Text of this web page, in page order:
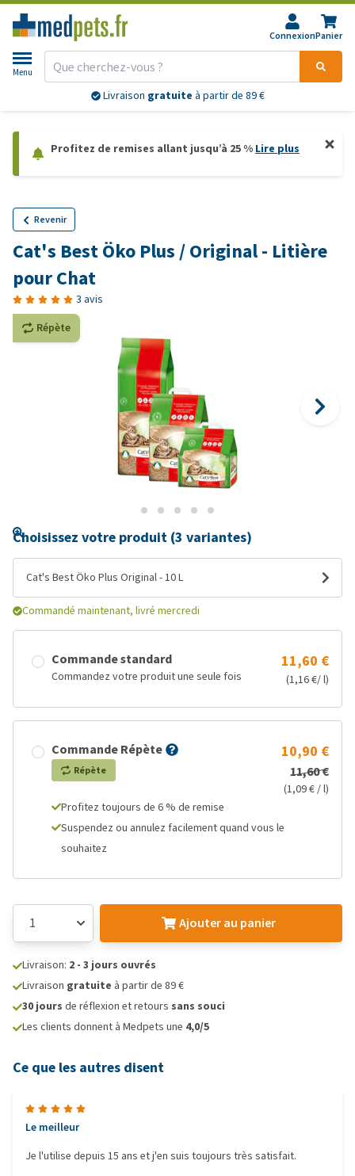
ConnexionPanier
Menu
Livraison gratuite à partir de 89 €
Profitez de remises allant jusqu’à 25 % Lire plus
Revenir
Cat's Best Öko Plus / Original - Litière
pour Chat
3 avis
Répète
Choisissez votre produit (3 variantes)
Cat's Best Öko Plus Original - 10 L
Commandé maintenant, livré mercredi
Commande standard
Commandez votre produit une seule fois
11,60 €
(1,16 €/ l)
Commande Répète
Répète
10,90 €
11,60 €
(1,09 € / l)
Profitez toujours de 6 % de remise
Suspendez ou annulez facilement quand vous le
souhaitez
Ajouter au panier
Livraison: 2 - 3 jours ouvrés
Livraison gratuite à partir de 89 €
30 jours de réflexion et retours sans souci
Les clients donnent à Medpets une 4,0/5
Ce que les autres disent
Le meilleur
Je l'utilise depuis 15 ans et j'en suis toujours très satisfait.